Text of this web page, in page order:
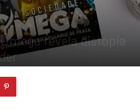
revela distopia